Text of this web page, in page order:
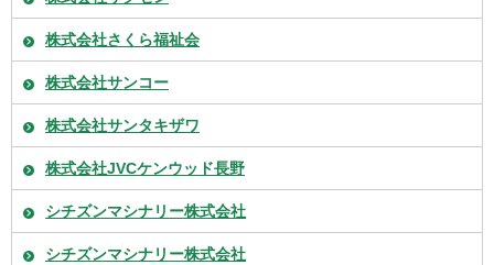
株式会社さくら福祉会
株式会社サンコー
株式会社サンタキザワ
株式会社JVCケンウッド長野
シチズンマシナリー株式会社
シチズンマシナリー株式会社